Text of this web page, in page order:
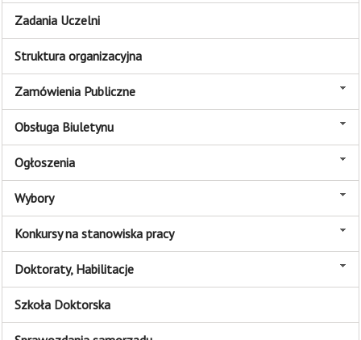
Zadania Uczelni
Struktura organizacyjna
Zamówienia Publiczne
Obsługa Biuletynu
Ogłoszenia
Wybory
Konkursy na stanowiska pracy
Doktoraty, Habilitacje
Szkoła Doktorska